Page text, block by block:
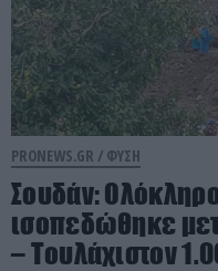
PRONEWS.GR / ΦΥΣΗ
Σουδάν:
ισοπεδώθηκε
– Τουλάχιστον